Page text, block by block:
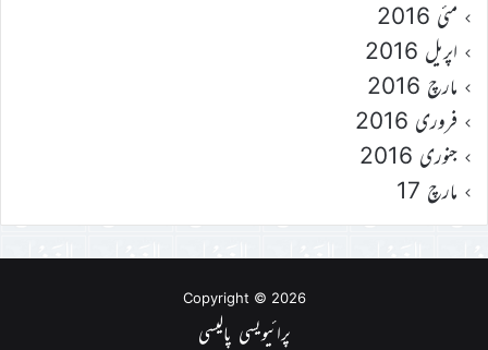
مئی 2016
اپریل 2016
مارچ 2016
فروری 2016
جنوری 2016
مارچ 17
Copyright © 2026
پرائیویسی پالیسی